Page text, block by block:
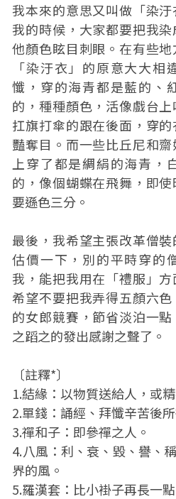
我本來的意思又叫做「染
我的時候，大家都要把我
他顏色眩目刺眼。在有些
「染汙衣」的原意大大相
懺，穿的海青都是藍的、
的，種種顏色，活像戲台
扛旗打傘的跟在後面，穿
豔奪目。而一些比丘尼和
上穿了都是綢絹的海青，
的，像個蝴蝶在飛舞，即
要遜色三分。
最後，我希望主張改革僧
估價一下，別的平時穿的
我，能把我用在「禮服」
希望不要把我弄得五顏六
的女郎競賽，節省淡泊一
之蹈之的發出感謝之聲了。
〔註釋*〕
1.結緣：以物質送給人，或
2.單錢：誦經、拜懺辛苦後
3.禪和子：即參禪之人。
4.八風：利、衰、毀、譽、
界的風。
5.羅漢套：比小褂子再長一